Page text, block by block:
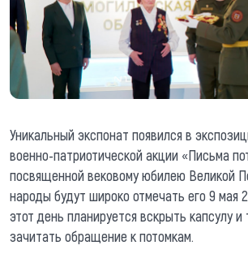
Уникальный экспонат появился в
военно-патриотической акции «Письма
посвященной вековому юбилею Великой
народы будут широко отмечать его 9 мая
этот день планируется вскрыть капсулу
зачитать обращение к потомкам.